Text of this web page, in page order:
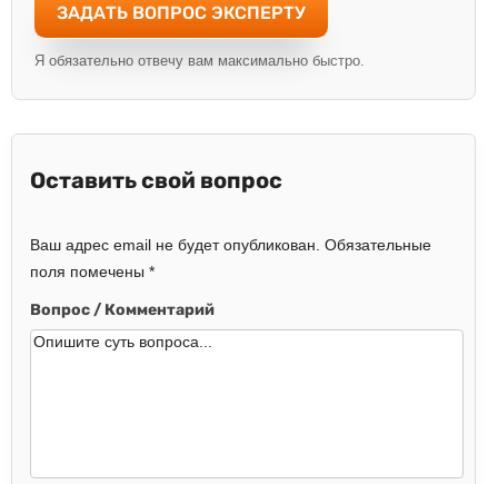
ЗАДАТЬ ВОПРОС ЭКСПЕРТУ
Я обязательно отвечу вам максимально быстро.
Оставить свой вопрос
Ваш адрес email не будет опубликован. Обязательные
поля помечены *
Вопрос / Комментарий